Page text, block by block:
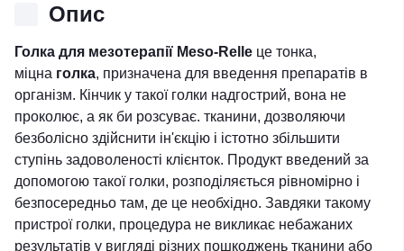
Опис
Голка для мезотерапії Meso-Relle це тонка,
міцна голка, призначена для введення препаратів в
організм. Кінчик у такої голки надгострий, вона не
проколює, а як би розсуває. тканини, дозволяючи
безболісно здійснити ін'єкцію і істотно збільшити
ступінь задоволеності клієнток. Продукт введений за
допомогою такої голки, розподіляється рівномірно і
безпосередньо там, де це необхідно. Завдяки такому
пристрої голки, процедура не викликає небажаних
результатів у вигляді різних пошкоджень тканини або